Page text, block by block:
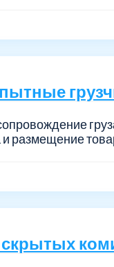
и размещение
скрытых